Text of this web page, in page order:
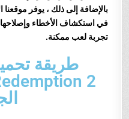
بالإضافة إلى ذلك ، يوفر موقعنا
في استكشاف الأخطاء
تجربة لعب ممكنة.